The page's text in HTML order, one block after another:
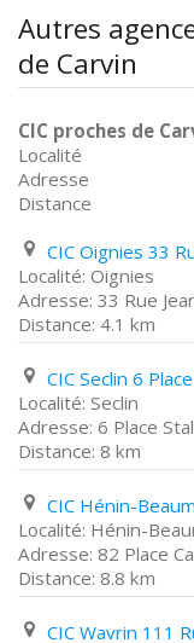
Autres
de Carvin
CIC proches de
Localité
Adresse
Distance
CIC Oignies 33
Oignies
33 Rue
4.1 km
CIC Seclin 6
Seclin
6 Place
8 km
Hénin-
82 Place
8.8 km